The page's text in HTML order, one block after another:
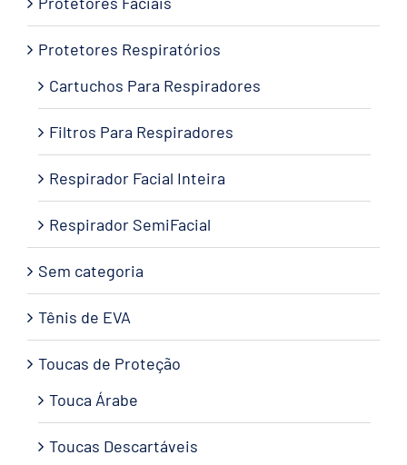
Protetores Respiratórios
Cartuchos Para Respiradores
Filtros Para Respiradores
Respirador Facial Inteira
Respirador SemiFacial
Sem categoria
Tênis de EVA
Toucas de Proteção
Touca Árabe
Toucas Descartáveis